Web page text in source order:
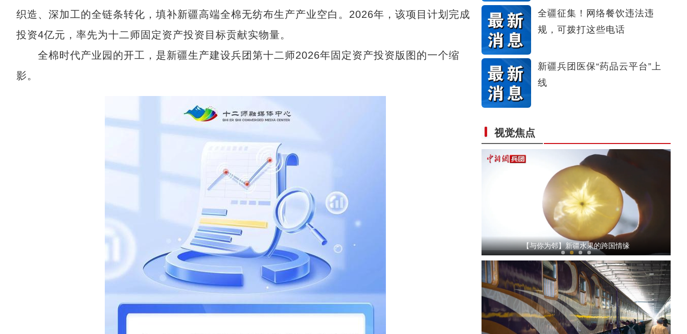
织造、深加工的全链条转化，填补新疆高端全棉无纺布生产产业空白。2026年，该项目计划完成
投资4亿元，率先为十二师固定资产投资目标贡献实物量。
全棉时代产业园的开工，是新疆生产建设兵团第十二师2026年固定资产投资版图的一个缩
影。
全疆征集！网络餐饮违法违
规，可拨打这些电话
新疆兵团医保“药品云平台”上
线
视觉焦点
侨乡故事 | 喀什土陶技艺：时间的“融”器
【与你为邻】俄罗斯博士后：在中俄科技交流
【与你为邻】新疆水果的跨国情缘